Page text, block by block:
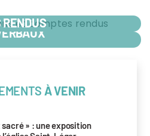
RENDUS
À VENIR
sacré » : une exposition